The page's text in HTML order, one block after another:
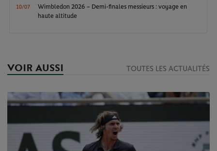
10/07
Wimbledon 2026 – Demi-finales messieurs : voyage en
haute altitude
VOIR AUSSI TOUTES LES ACTUALITÉS